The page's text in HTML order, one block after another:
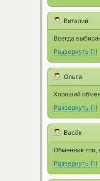
Виталий
Всегда
Развернуть (1)
Ольга
Хороший
Развернуть (1)
Васёк
Обменник топ,
Развернуть (1)